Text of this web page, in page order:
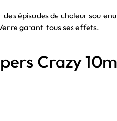
épisodes de chaleur
garanti tous ses effets.
Crazy